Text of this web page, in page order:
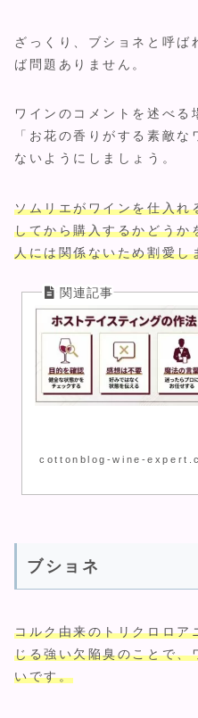
ざっくり、ブショネと呼ば
ば問題ありません。
ワインのコメントを述べる
「お花の香りがする素敵
ないようにしましょう。
ソムリエがワインを仕入れ
してから購入するかどうか
人には関係ないため割愛し
cottonblog-wine-
ブショネ
コルク由来のトリクロロア
じる強い欠陥臭のことで、
いです。